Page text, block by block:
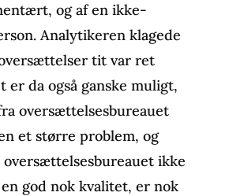
og af en ikke-
Analytikeren klagede
tit var ret
er da også ganske muligt,
oversættelsesbureauet
et større problem, og
oversættelsesbureauet ikke
god nok kvalitet, er nok